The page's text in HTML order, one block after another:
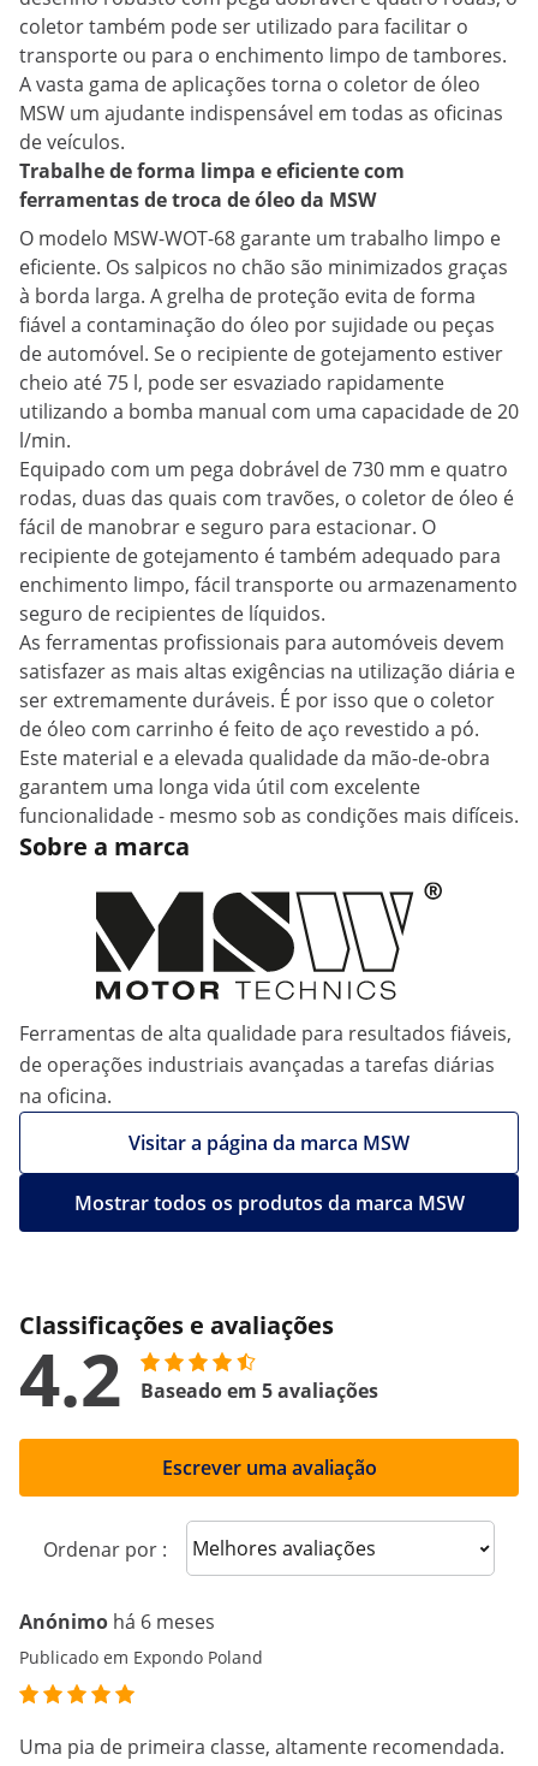
coletor também pode ser utilizado para facilitar o
transporte ou para o enchimento limpo de tambores.
A vasta gama de aplicações torna o coletor de óleo
MSW um ajudante indispensável em todas as oficinas
de veículos.
Trabalhe de forma limpa e eficiente com
ferramentas de troca de óleo da MSW
O modelo MSW-WOT-68 garante um trabalho limpo e
eficiente. Os salpicos no chão são minimizados graças
à borda larga. A grelha de proteção evita de forma
fiável a contaminação do óleo por sujidade ou peças
de automóvel. Se o recipiente de gotejamento estiver
cheio até 75 l, pode ser esvaziado rapidamente
utilizando a bomba manual com uma capacidade de 20
l/min.
Equipado com um pega dobrável de 730 mm e quatro
rodas, duas das quais com travões, o coletor de óleo é
fácil de manobrar e seguro para estacionar. O
recipiente de gotejamento é também adequado para
enchimento limpo, fácil transporte ou armazenamento
seguro de recipientes de líquidos.
As ferramentas profissionais para automóveis devem
satisfazer as mais altas exigências na utilização diária e
ser extremamente duráveis. É por isso que o coletor
de óleo com carrinho é feito de aço revestido a pó.
Este material e a elevada qualidade da mão-de-obra
garantem uma longa vida útil com excelente
funcionalidade - mesmo sob as condições mais difíceis.
Sobre a marca
Ferramentas de alta qualidade para resultados fiáveis,
de operações industriais avançadas a tarefas diárias
na oficina.
Visitar a página da marca MSW
Mostrar todos os produtos da marca MSW
Classificações e avaliações
4.2 Baseado em 5 avaliações
Escrever uma avaliação
Ordenar por : Sort reviews
Anónimo há 6 meses
Publicado em Expondo Poland
Uma pia de primeira classe, altamente recomendada.